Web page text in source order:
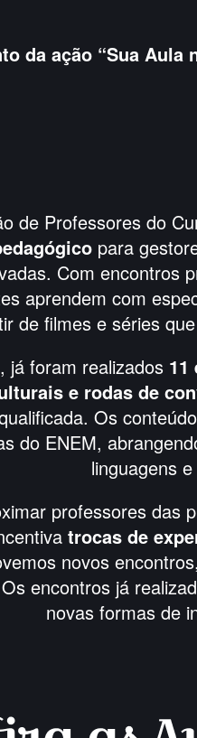
da ação “Sua Aula
de Professores do
para
Com encontros
aprendem com
de filmes e séries
já foram realizados 11
e rodas de
Os
do ENEM,
linguagens
professores das
trocas de
novos
encontros já
novas formas de